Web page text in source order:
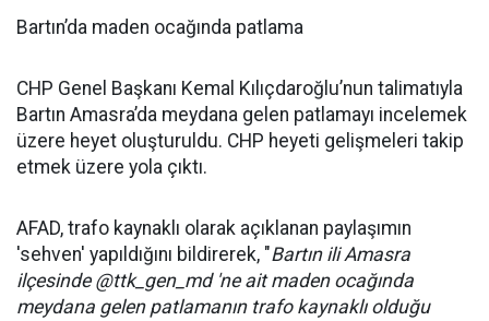
Bartın’da maden ocağında patlama
CHP Genel Başkanı Kemal Kılıçdaroğlu’nun talimatıyla
Bartın Amasra’da meydana gelen patlamayı incelemek
üzere heyet oluşturuldu. CHP heyeti gelişmeleri takip
etmek üzere yola çıktı.
AFAD, trafo kaynaklı olarak açıklanan paylaşımın
'sehven' yapıldığını bildirerek, "Bartın ili Amasra
ilçesinde @ttk_gen_md 'ne ait maden ocağında
meydana gelen patlamanın trafo kaynaklı olduğu